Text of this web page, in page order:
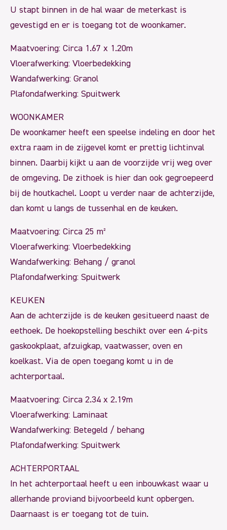
U stapt binnen in de hal waar de meterkast is
gevestigd en er is toegang tot de woonkamer.
Maatvoering: Circa 1.67 x 1.20m
Vloerafwerking: Vloerbedekking
Wandafwerking: Granol
Plafondafwerking: Spuitwerk
WOONKAMER
De woonkamer heeft een speelse indeling en door het
extra raam in de zijgevel komt er prettig lichtinval
binnen. Daarbij kijkt u aan de voorzijde vrij weg over
de omgeving. De zithoek is hier dan ook gegroepeerd
bij de houtkachel. Loopt u verder naar de achterzijde,
dan komt u langs de tussenhal en de keuken.
Maatvoering: Circa 25 m²
Vloerafwerking: Vloerbedekking
Wandafwerking: Behang / granol
Plafondafwerking: Spuitwerk
KEUKEN
Aan de achterzijde is de keuken gesitueerd naast de
eethoek. De hoekopstelling beschikt over een 4-pits
gaskookplaat, afzuigkap, vaatwasser, oven en
koelkast. Via de open toegang komt u in de
achterportaal.
Maatvoering: Circa 2.34 x 2.19m
Vloerafwerking: Laminaat
Wandafwerking: Betegeld / behang
Plafondafwerking: Spuitwerk
ACHTERPORTAAL
In het achterportaal heeft u een inbouwkast waar u
allerhande proviand bijvoorbeeld kunt opbergen.
Daarnaast is er toegang tot de tuin.